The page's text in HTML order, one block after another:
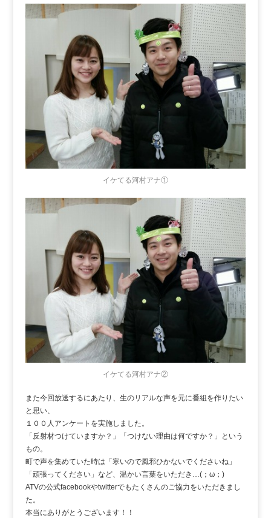
イケてる河村アナ①
イケてる河村アナ②
また今回放送するにあたり、生のリアルな声を元に番組を作りたい
と思い、
１００人アンケートを実施しました。
「反射材つけていますか？」「つけない理由は何ですか？」という
もの。
町で声を集めていた時は「寒いので風邪ひかないでくださいね」
「頑張ってください」など、温かい言葉をいただき…(；ω；)
ATVの公式facebookやtwitterでもたくさんのご協力をいただきまし
た。
本当にありがとうございます！！